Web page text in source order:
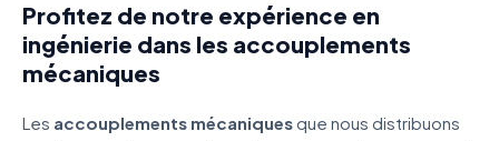
Profitez de notre expérience en
ingénierie dans les accouplements
mécaniques
Les accouplements mécaniquesque nous distribuons